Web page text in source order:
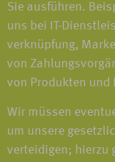
Sie ausführen.
uns bei IT-
verknüpfung,
von
von Produkten
Wir müssen
um unsere
verteidigen; hierzu